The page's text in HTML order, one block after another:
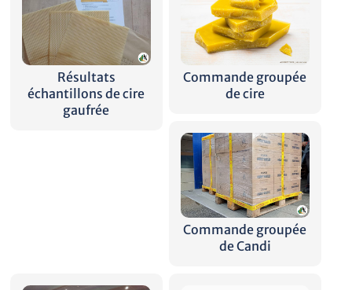
Résultats
échantillons de cire
gaufrée
Commande groupée
de cire
Commande groupée
de Candi